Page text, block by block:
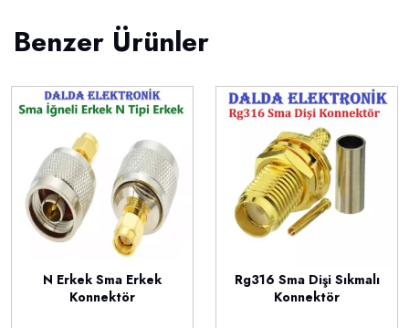
Benzer Ürünler
N Erkek Sma Erkek
Konnektör
Rg316 Sma Dişi Sıkmalı
Konnektör